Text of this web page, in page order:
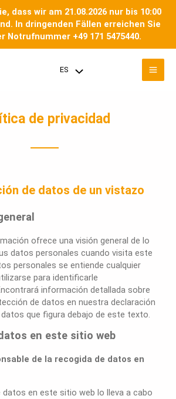
dass wir am 21.08.2026 nur bis 10:00
In dringenden Fällen erreichen Sie
Notrufnummer +49 171 5475440.
ES Menú
de privacidad
de datos de un vistazo
ofrece una visión general de lo
datos personales cuando visita este
personales se entiende cualquier
para identificarle
información detallada sobre
de datos en nuestra declaración
que figura debajo de este texto.
en este sitio web
de la recogida de datos en
en este sitio web lo lleva a cabo